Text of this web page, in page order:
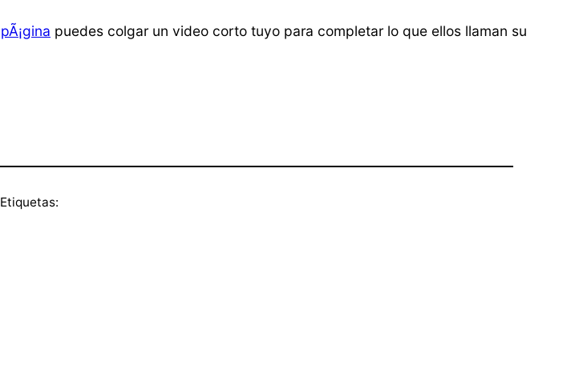
pÃ¡gina puedes colgar un video corto tuyo para completar lo que ellos llaman su
Etiquetas: